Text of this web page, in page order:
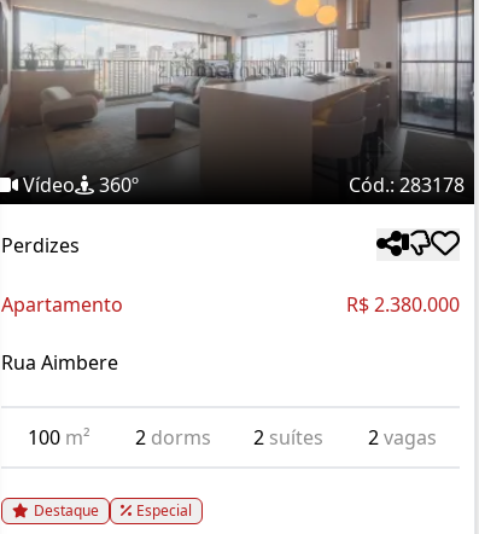
Vídeo 360º Cód.: 283178
Perdizes
Apartamento R$ 2.380.000
Rua Aimbere
100 m² 2 dorms 2 suítes 2vagas
Destaque Especial